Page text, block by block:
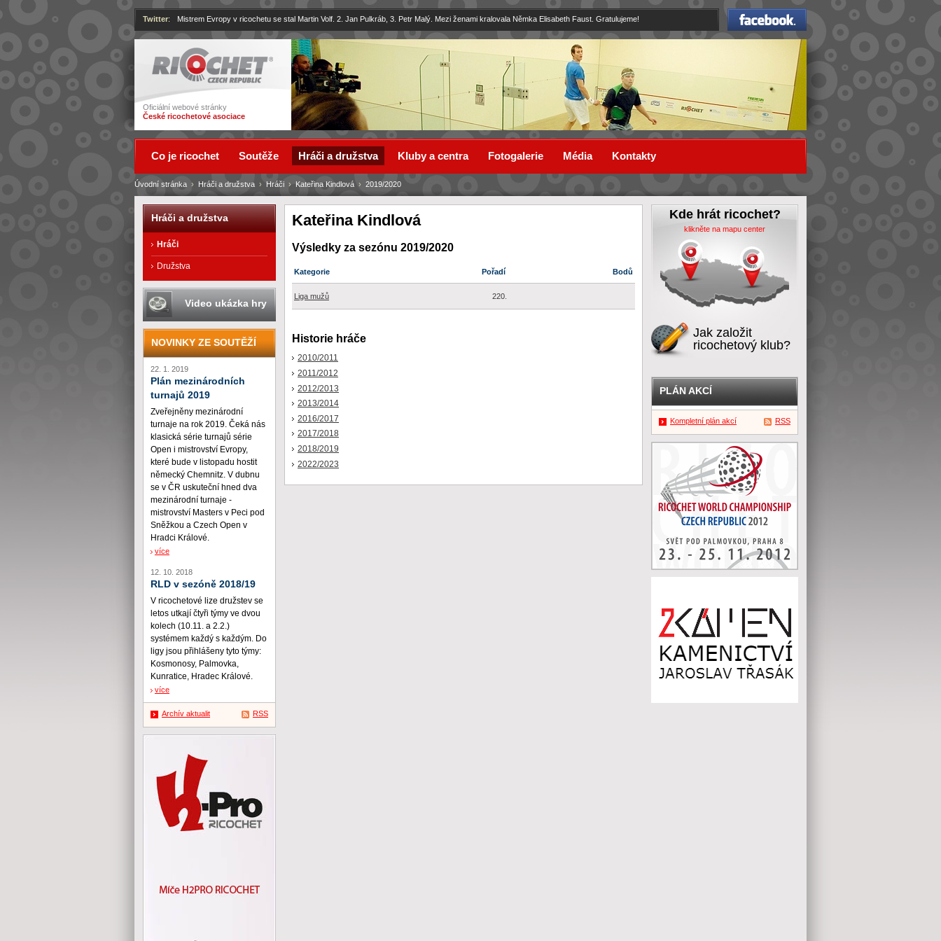
Ricochet
Oficiální webové stránky
České ricochetové asociace
Facebook
Twitter: Mistrem Evropy v ricochetu se stal Martin Volf. 2. Jan Pulkráb, 3. Petr Malý. Mezi ženami kralovala Němka Elisabeth Faust. Gratulujeme!
Kateřina Kindlová
Výsledky za sezónu 2019/2020
Kategorie Pořadí Bodů
Liga mužů 220.
Historie hráče
2010/2011
2011/2012
2012/2013
2013/2014
2016/2017
2017/2018
2018/2019
2022/2023
Úvodní stránka › Hráči a družstva › Hráči › Kateřina Kindlová › 2019/2020
Co je ricochet Soutěže Hráči a družstva Kluby a centra Fotogalerie Média Kontakty
Hráči a družstva
Hráči
Družstva
Video ukázka hry
NOVINKY ZE SOUTĚŽÍ
22. 1. 2019
Plán mezinárodních
turnajů 2019
Zveřejněny mezinárodní
turnaje na rok 2019. Čeká nás
klasická série turnajů série
Open i mistrovství Evropy,
které bude v listopadu hostit
německý Chemnitz. V dubnu
se v ČR uskuteční hned dva
mezinárodní turnaje -
mistrovství Masters v Peci pod
Sněžkou a Czech Open v
Hradci Králové.
více
12. 10. 2018
RLD v sezóně 2018/19
V ricochetové lize družstev se
letos utkají čtyři týmy ve dvou
kolech (10.11. a 2.2.)
systémem každý s každým. Do
ligy jsou přihlášeny tyto týmy:
Kosmonosy, Palmovka,
Kunratice, Hradec Králové.
více
Archív aktualit RSS
Kde hrát ricochet?
klikněte na mapu center
Jak založit
ricochetový klub?
PLÁN AKCÍ
Kompletní plán akcí RSS